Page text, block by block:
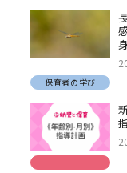
保育者の学び